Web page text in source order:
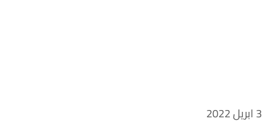
3 ابريل 2022